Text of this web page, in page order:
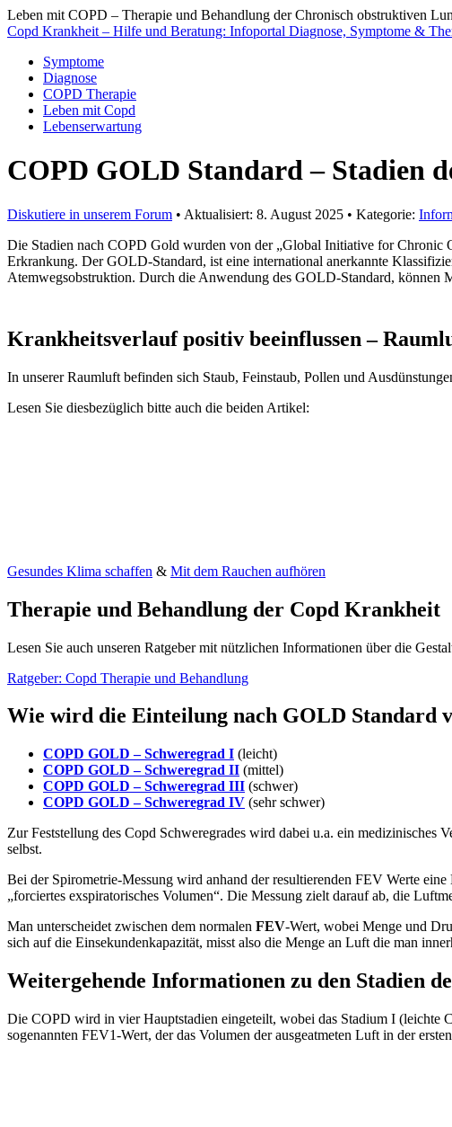
Leben mit COPD – Therapie und Behandlung der Chronisch obstruktiven
Copd Krankheit – Hilfe und Beratung: Infoportal Diagnose, Symptome &
Symptome
Diagnose
COPD Therapie
Leben mit Copd
Lebenserwartung
COPD GOLD Standard – Stadien
Diskutiere in unserem Forum • Aktualisiert: 8. August 2025 • Kategorie:
Die Stadien nach COPD Gold wurden von der „Global Initiative for Chronic
Erkrankung. Der GOLD-Standard, ist eine international anerkannte
Atemwegsobstruktion. Durch die Anwendung des GOLD-Standard, können
Krankheitsverlauf positiv beeinflussen –
In unserer Raumluft befinden sich Staub, Feinstaub, Pollen und
Lesen Sie diesbezüglich bitte auch die beiden Artikel:
Gesundes Klima schaffen & Mit dem Rauchen aufhören
Therapie und Behandlung der Copd Krankheit
Lesen Sie auch unseren Ratgeber mit nützlichen Informationen über die
Ratgeber: Copd Therapie und Behandlung
Wie wird die Einteilung nach GOLD Standard
COPD GOLD – Schweregrad I (leicht)
COPD GOLD – Schweregrad II (mittel)
COPD GOLD – Schweregrad III (schwer)
COPD GOLD – Schweregrad IV (sehr schwer)
Zur Feststellung des Copd Schweregrades wird dabei u.a. ein medizinisches
selbst.
Bei der Spirometrie-Messung wird anhand der resultierenden FEV Werte
„forciertes exspiratorisches Volumen“. Die Messung zielt darauf ab, die
Man unterscheidet zwischen dem normalen FEV-Wert, wobei Menge und
sich auf die Einsekundenkapazität, misst also die Menge an Luft die man
Weitergehende Informationen zu den Stadien
Die COPD wird in vier Hauptstadien eingeteilt, wobei das Stadium I (leichte
sogenannten FEV1-Wert, der das Volumen der ausgeatmeten Luft in der